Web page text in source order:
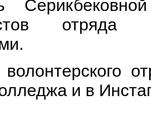
отряда
волонтерского
и в